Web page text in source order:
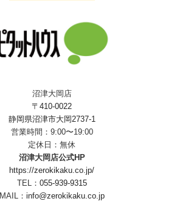
沼津大岡店
〒410-0022
静岡県沼津市大岡2737-1
営業時間：9:00〜19:00
定休日：無休
沼津大岡店公式HP
https://zerokikaku.co.jp/
TEL： 055-939-9315
MAIL： info@zerokikaku.co.jp